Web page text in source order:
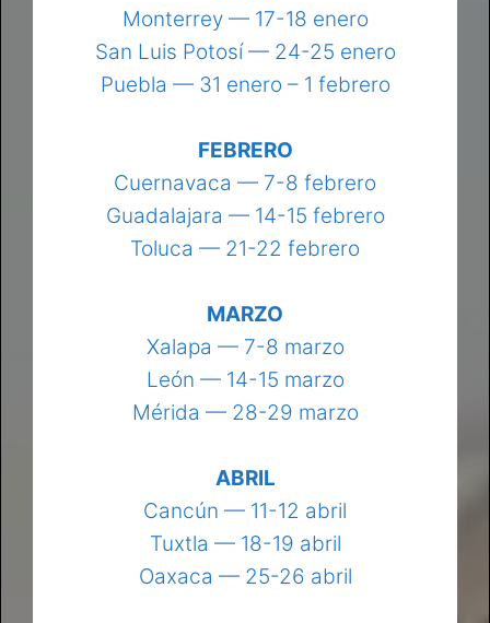
Monterrey — 17-18 enero
San Luis Potosí — 24-25 enero
Puebla — 31 enero – 1 febrero
FEBRERO
Cuernavaca — 7-8 febrero
Guadalajara — 14-15 febrero
Toluca — 21-22 febrero
MARZO
Xalapa — 7-8 marzo
León — 14-15 marzo
Mérida — 28-29 marzo
ABRIL
Cancún — 11-12 abril
Tuxtla — 18-19 abril
Oaxaca — 25-26 abril